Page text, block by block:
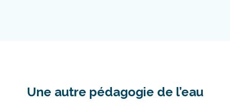
Une autre pédagogie de l’eau